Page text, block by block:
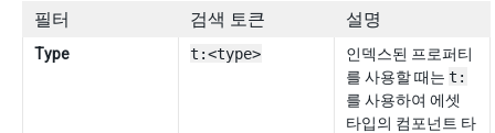
필터 검색 토큰 설명
Type t:<type>
인덱스된 프로퍼티
를 사용할 때는 t:
를 사용하여 에셋
타입의 컴포넌트 타